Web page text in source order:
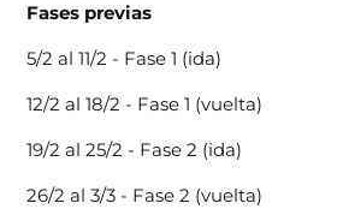
Fases previas
5/2 al 11/2 - Fase 1 (ida)
12/2 al 18/2 - Fase 1 (vuelta)
19/2 al 25/2 - Fase 2 (ida)
26/2 al 3/3 - Fase 2 (vuelta)